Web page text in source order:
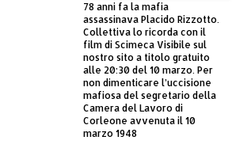
78 anni fa la mafia
assassinava Placido Rizzotto.
Collettiva lo ricorda con il
film di Scimeca Visibile sul
nostro sito a titolo gratuito
alle 20:30 del 10 marzo. Per
non dimenticare l’uccisione
mafiosa del segretario della
Camera del Lavoro di
Corleone avvenuta il 10
marzo 1948